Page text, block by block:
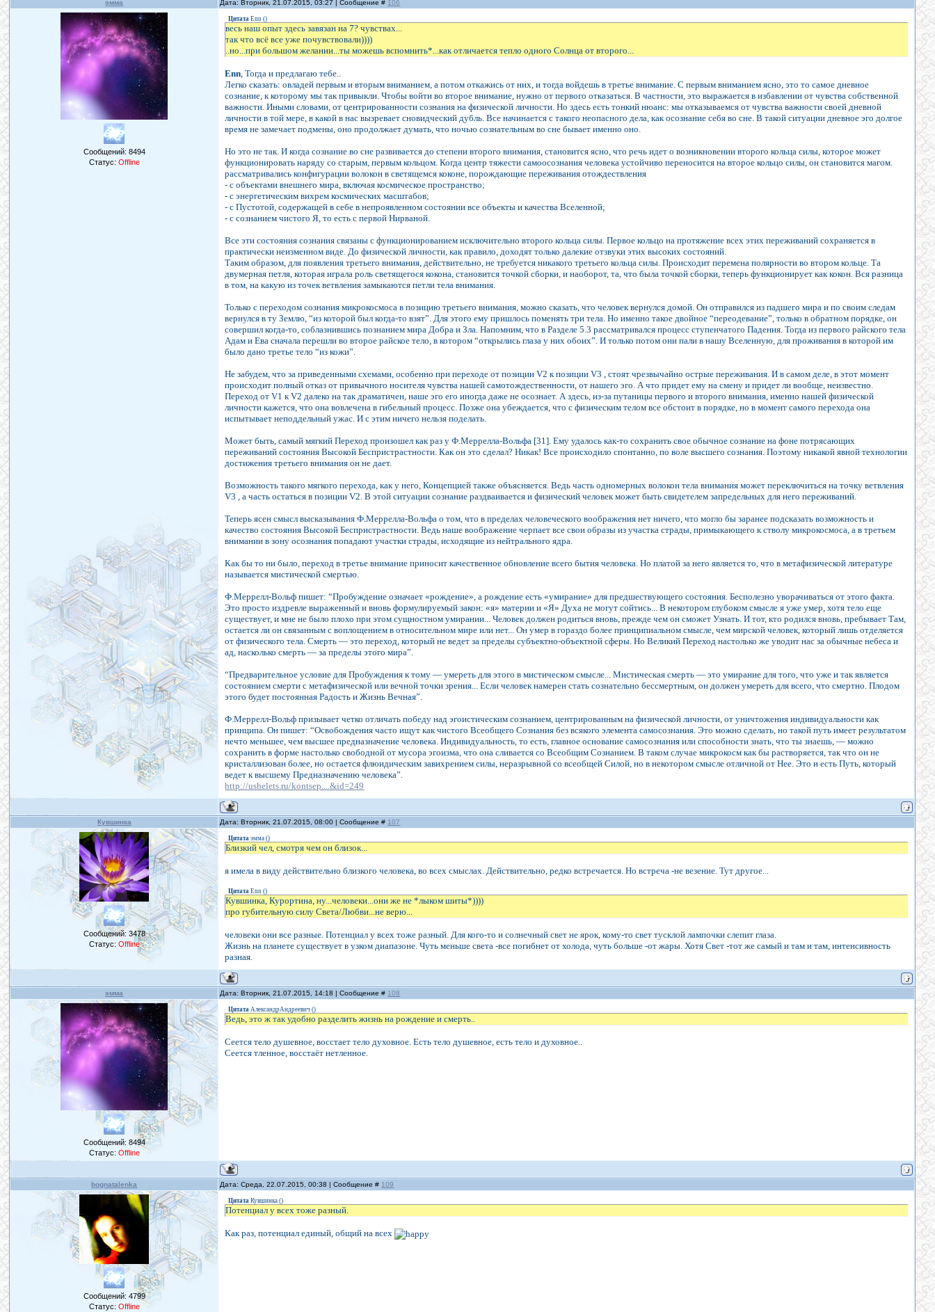
эмма Дата: Вторник, 21.07.2015, 03:27 | Сообщение # 106
Сообщений: 8494
Статус: Offline
Цитата Enn ()
весь наш опыт здесь завязан на 7? чувствах...
так что всё все уже почувствовали))))
..но...при большом желании...ты можешь вспомнить*...как отличается тепло одного Солнца от второго...
Enn, Тогда и предлагаю тебе..
Легко сказать: овладей первым и вторым вниманием, а потом откажись от них, и тогда войдешь в третье внимание. С первым вниманием ясно, это то самое дневное
сознание, к которому мы так привыкли. Чтобы войти во второе внимание, нужно от первого отказаться. В частности, это выражается в избавлении от чувства собственной
важности. Иными словами, от центрированности сознания на физической личности. Но здесь есть тонкий нюанс: мы отказываемся от чувства важности своей дневной
личности в той мере, в какой в нас вызревает сновидческий дубль. Все начинается с такого неопасного дела, как осознание себя во сне. В такой ситуации дневное эго долгое
время не замечает подмены, оно продолжает думать, что ночью сознательным во сне бывает именно оно.
Но это не так. И когда сознание во сне развивается до степени второго внимания, становится ясно, что речь идет о возникновении второго кольца силы, которое может
функционировать наряду со старым, первым кольцом. Когда центр тяжести самоосознания человека устойчиво переносится на второе кольцо силы, он становится магом.
рассматривались конфигурации волокон в светящемся коконе, порождающие переживания отождествления
- с объектами внешнего мира, включая космическое пространство;
- с энергетическим вихрем космических масштабов;
- с Пустотой, содержащей в себе в непроявленном состоянии все объекты и качества Вселенной;
- с сознанием чистого Я, то есть с первой Нирваной.
Все эти состояния сознания связаны с функционированием исключительно второго кольца силы. Первое кольцо на протяжение всех этих переживаний сохраняется в
практически неизменном виде. До физической личности, как правило, доходят только далекие отзвуки этих высоких состояний.
Таким образом, для появления третьего внимания, действительно, не требуется никакого третьего кольца силы. Происходит перемена полярности во втором кольце. Та
двумерная петля, которая играла роль светящегося кокона, становится точкой сборки, и наоборот, та, что была точкой сборки, теперь функционирует как кокон. Вся разница
в том, на какую из точек ветвления замыкаются петли тела внимания.
Только с переходом сознания микрокосмоса в позицию третьего внимания, можно сказать, что человек вернулся домой. Он отправился из падшего мира и по своим следам
вернулся в ту Землю, “из которой был когда-то взят”. Для этого ему пришлось поменять три тела. Но именно такое двойное “переодевание”, только в обратном порядке, он
совершил когда-то, соблазнившись познанием мира Добра и Зла. Напомним, что в Разделе 5.3 рассматривался процесс ступенчатого Падения. Тогда из первого райского тела
Адам и Ева сначала перешли во второе райское тело, в котором “открылись глаза у них обоих”. И только потом они пали в нашу Вселенную, для проживания в которой им
было дано третье тело “из кожи”.
Не забудем, что за приведенными схемами, особенно при переходе от позиции V2 к позиции V3 , стоят чрезвычайно острые переживания. И в самом деле, в этот момент
происходит полный отказ от привычного носителя чувства нашей самотождественности, от нашего эго. А что придет ему на смену и придет ли вообще, неизвестно.
Переход от V1 к V2 далеко на так драматичен, наше эго его иногда даже не осознает. А здесь, из-за путаницы первого и второго внимания, именно нашей физической
личности кажется, что она вовлечена в гибельный процесс. Позже она убеждается, что с физическим телом все обстоит в порядке, но в момент самого перехода она
испытывает неподдельный ужас. И с этим ничего нельзя поделать.
Может быть, самый мягкий Переход произошел как раз у Ф.Меррелла-Вольфа [31]. Ему удалось как-то сохранить свое обычное сознание на фоне потрясающих
переживаний состояния Высокой Беспристрастности. Как он это сделал? Никак! Все происходило спонтанно, по воле высшего сознания. Поэтому никакой явной технологии
достижения третьего внимания он не дает.
Возможность такого мягкого перехода, как у него, Концепцией также объясняется. Ведь часть одномерных волокон тела внимания может переключиться на точку ветвления
V3 , а часть остаться в позиции V2. В этой ситуации сознание раздваивается и физический человек может быть свидетелем запредельных для него переживаний.
Теперь ясен смысл высказывания Ф.Меррелла-Вольфа о том, что в пределах человеческого воображения нет ничего, что могло бы заранее подсказать возможность и
качество состояния Высокой Беспристрастности. Ведь наше воображение черпает все свои образы из участка страды, примыкающего к стволу микрокосмоса, а в третьем
внимании в зону осознания попадают участки страды, исходящие из нейтрального ядра.
Как бы то ни было, переход в третье внимание приносит качественное обновление всего бытия человека. Но платой за него является то, что в метафизической литературе
называется мистической смертью.
Ф.Меррелл-Вольф пишет: “Пробуждение означает «рождение», а рождение есть «умирание» для предшествующего состояния. Бесполезно уворачиваться от этого факта.
Это просто издревле выраженный и вновь формулируемый закон: «я» материи и «Я» Духа не могут сойтись... В некотором глубоком смысле я уже умер, хотя тело еще
существует, и мне не было плохо при этом сущностном умирании... Человек должен родиться вновь, прежде чем он сможет Узнать. И тот, кто родился вновь, пребывает Там,
остается ли он связанным с воплощением в относительном мире или нет... Он умер в гораздо более принципиальном смысле, чем мирской человек, который лишь отделяется
от физического тела. Смерть — это переход, который не ведет за пределы субъектно-объектной сферы. Но Великий Переход настолько же уводит нас за обычные небеса и
ад, насколько смерть — за пределы этого мира”.
“Предварительное условие для Пробуждения к тому — умереть для этого в мистическом смысле... Мистическая смерть — это умирание для того, что уже и так является
состоянием смерти с метафизической или вечной точки зрения... Если человек намерен стать сознательно бессмертным, он должен умереть для всего, что смертно. Плодом
этого будет постоянная Радость и Жизнь Вечная”.
Ф.Меррелл-Вольф призывает четко отличать победу над эгоистическим сознанием, центрированным на физической личности, от уничтожения индивидуальности как
принципа. Он пишет: “Освобождения часто ищут как чистого Всеобщего Сознания без всякого элемента самосознания. Это можно сделать, но такой путь имеет результатом
нечто меньшее, чем высшее предназначение человека. Индивидуальность, то есть, главное основание самосознания или способности знать, что ты знаешь, — можно
сохранить в форме настолько свободной от мусора эгоизма, что она сливается со Всеобщим Сознанием. В таком случае микрокосм как бы растворяется, так что он не
кристаллизован более, но остается флюидическим завихрением силы, неразрывной со всеобщей Силой, но в некотором смысле отличной от Нее. Это и есть Путь, который
ведет к высшему Предназначению человека”.
http://ushelets.ru/kontsep....&id=249
Кувшинка Дата: Вторник, 21.07.2015, 08:00 | Сообщение # 107
Сообщений: 3478
Статус: Offline
Цитата эмма ()
Близкий чел, смотря чем он близок...
я имела в виду действительно близкого человека, во всех смыслах. Действительно, редко встречается. Но встреча -не везение. Тут другое...
Цитата Enn ()
Кувшинка, Курортина, ну...человеки...они же не *лыком шиты*))))
про губительную силу Света/Любви...не верю...
человеки они все разные. Потенциал у всех тоже разный. Для кого-то и солнечный свет не ярок, кому-то свет тусклой лампочки слепит глаза.
Жизнь на планете существует в узком диапазоне. Чуть меньше света -все погибнет от холода, чуть больше -от жары. Хотя Свет -тот же самый и там и там, интенсивность
разная.
эмма Дата: Вторник, 21.07.2015, 14:18 | Сообщение # 108
Сообщений: 8494
Статус: Offline
Цитата АлександрАндреевич ()
Ведь, это ж так удобно разделить жизнь на рождение и смерть..
Сеется тело душевное, восстает тело духовное. Есть тело душевное, есть тело и духовное..
Сеется тленное, восстаёт нетленное.
bognatalenka Дата: Среда, 22.07.2015, 00:38 | Сообщение # 109
Сообщений: 4799
Статус: Offline
Цитата Кувшинка ()
Потенциал у всех тоже разный.
Как раз, потенциал единый, общий на всех